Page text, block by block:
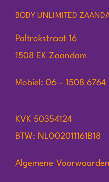
BODY UNLIMITED
Paltrokstraat 16
1508 EK Zaandam
Mobiel: 06 – 1508 6764
KVK 50354124
BTW: NL002011161B18
Algemene